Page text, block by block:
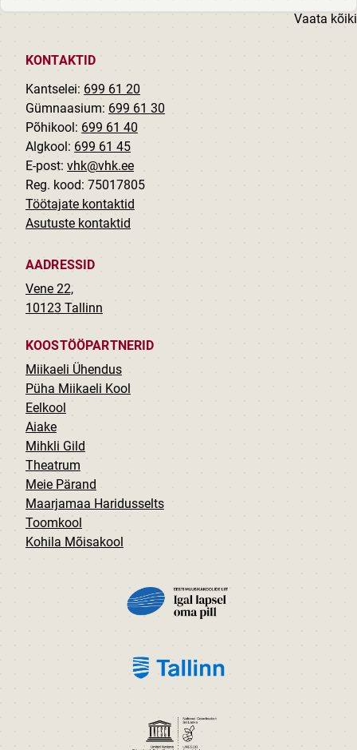
Vaata kõiki
KONTAKTID
Kantselei: 699 61 20
Gümnaasium: 699 61 30
Põhikool: 699 61 40
Algkool: 699 61 45
E-post: vhk@vhk.ee
Reg. kood: 75017805
Töötajate kontaktid
Asutuste kontaktid
AADRESSID
Vene 22,
10123 Tallinn
KOOSTÖÖPARTNERID
Miikaeli Ühendus
Püha Miikaeli Kool
Eelkool
Aiake
Mihkli Gild
Theatrum
Meie Pärand
Maarjamaa Haridusselts
Toomkool
Kohila Mõisakool
PILT
PILT
PILT